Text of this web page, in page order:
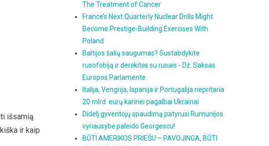
išsamią
ir kaip
The Treatment of Cancer
France’s Next Quarterly Nuclear Drills Might
Become Prestige-Building Exercises With
Poland
Baltijos šalių saugumas? Sustabdykite
rusofobiją ir derėkitės su rusais - Dž. Saksas
Europos Parlamente
Italija, Vengrija, Ispanija ir Portugalija nepritaria
20 mlrd. eurų karinei pagalbai Ukrainai
Didelį gyventojų spaudimą patyrusi Rumunijos
vyriausybė paleido Georgescu!
BŪTI AMERIKOS PRIEŠU – PAVOJINGA, BŪTI